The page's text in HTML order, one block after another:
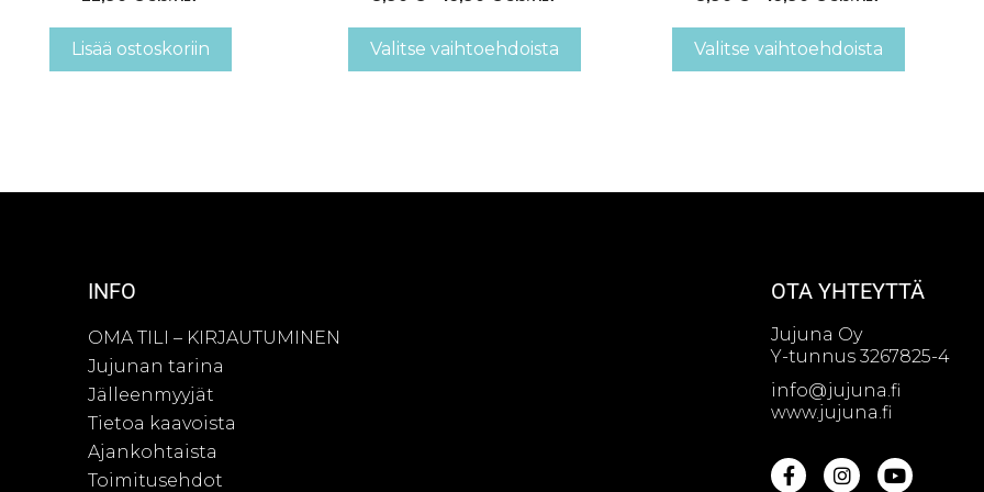
Lisää ostoskoriin Valitse vaihtoehdoista Valitse vaihtoehdoista
INFO
OMA TILI – KIRJAUTUMINEN
Jujunan tarina
Jälleenmyyjät
Tietoa kaavoista
Ajankohtaista
Toimitusehdot
OTA YHTEYTTÄ
Jujuna Oy
Y-tunnus 3267825-4
info@jujuna.fi
www.jujuna.fi